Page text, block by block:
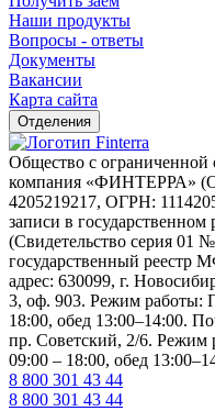
Наши продукты
Вопросы - ответы
Документы
Вакансии
Карта сайта
Отделения
Общество с ограниченной
компания
4205219217, ОГРН:
записи в
(Свидетельство серия 01
государственный реестр
адрес: 630099, г.
3, оф. 903. Режим работы:
18:00, обед 13:00–14:00.
пр. Советский, 2/6. Режим
09:00 – 18:00, обед
8 800 301 43 44
8 800 301 43 44